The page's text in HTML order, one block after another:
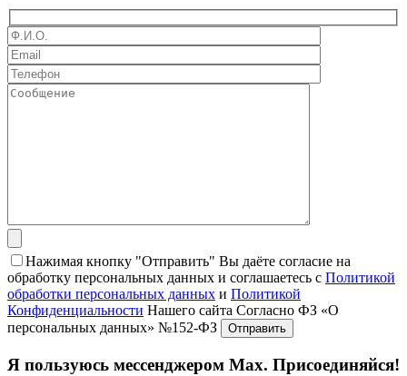
Нажимая кнопку "Отправить" Вы даёте согласие на
обработку персональных данных и соглашаетесь с Политикой
обработки персональных данных и Политикой
Конфиденциальности Нашего сайта Согласно ФЗ «О
персональных данных» №152-ФЗ
Я пользуюсь мессенджером Max. Присоединяйся!